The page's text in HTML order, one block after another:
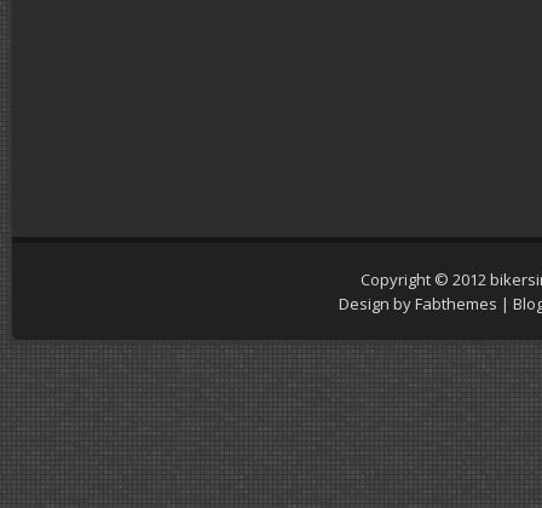
Copyright © 2012
Design byFabthemes |